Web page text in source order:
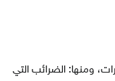
ومنها: الضرائب التي